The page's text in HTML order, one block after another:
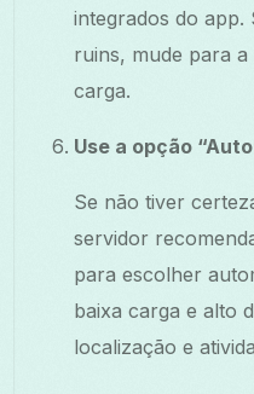
integrados do app.
ruins, mude para
carga.
Use a opção
Se não tiver
servidor
para escolher
baixa carga e alto
localização e